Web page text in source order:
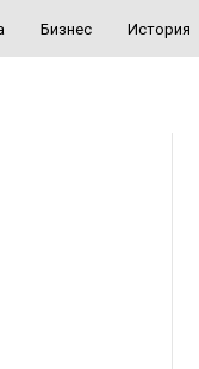
Бизнес История